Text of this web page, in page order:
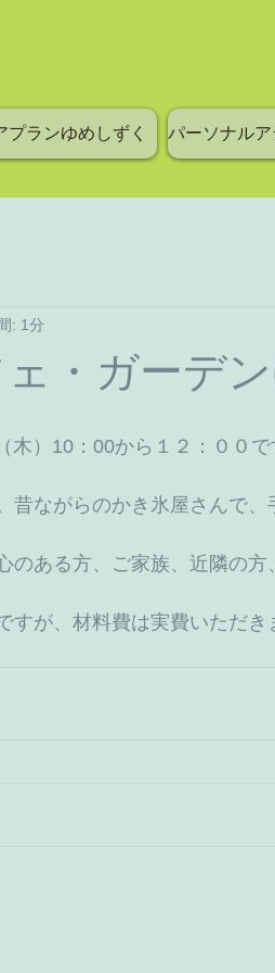
プランゆめしずく パーソナル
・ガーデ
: 1分
）10：00から１２：００で
昔ながらのかき氷屋さんで、
のある方、ご家族、近隣の方
が、材料費は実費いただき